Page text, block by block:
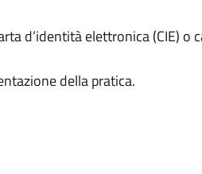
d’identità elettronica (CIE) o
della pratica.